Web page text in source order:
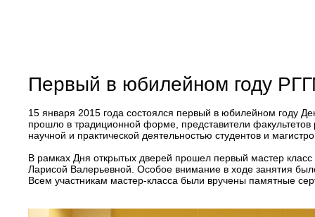
Первый в юбилейном году
15 января 2015 года состоялся первый в юбилейном году
прошло в традиционной форме, представители факультетов
научной и практической деятельностью студентов и
В рамках Дня открытых дверей прошел первый мастер
Ларисой Валерьевной. Особое внимание в ходе занятия
Всем участникам мастер-класса были вручены памятные